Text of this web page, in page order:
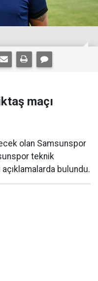
maçı
olan Samsunspor
teknik
bulundu.